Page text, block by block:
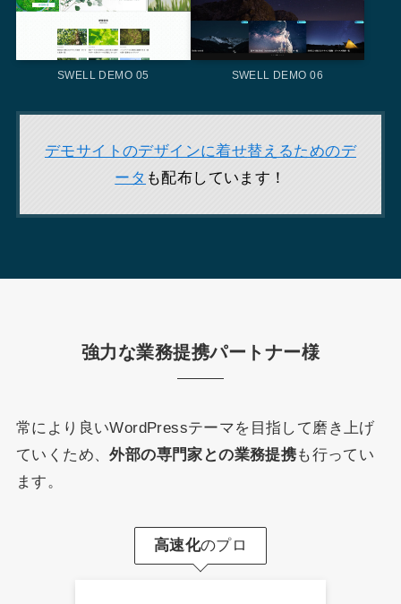
SWELL DEMO 05 SWELL DEMO 06
デモサイトのデザインに着せ替えるためのデ
ータ も配布しています！
強力な業務提携パートナー様
常により良いWordPressテーマを目指して磨き上げ
ていくため、外部の専門家との業務提携も行ってい
ます。
高速化のプロ